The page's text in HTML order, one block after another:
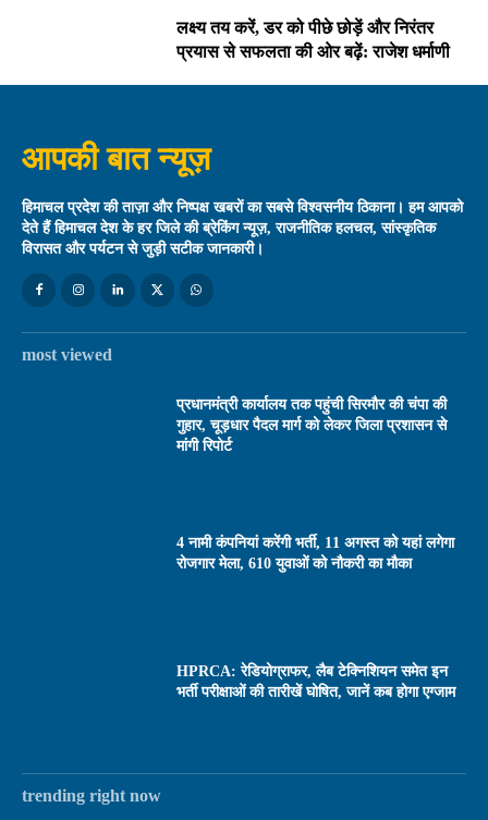
लक्ष्य तय करें, डर को पीछे छोड़ें और निरंतर
प्रयास से सफलता की ओर बढ़ें: राजेश धर्माणी
आपकी बात न्यूज़
हिमाचल प्रदेश की ताज़ा और निष्पक्ष खबरों का सबसे विश्वसनीय ठिकाना। हम आपको
देते हैं हिमाचल देश के हर जिले की ब्रेकिंग न्यूज़, राजनीतिक हलचल, सांस्कृतिक
विरासत और पर्यटन से जुड़ी सटीक जानकारी।
most viewed
प्रधानमंत्री कार्यालय तक पहुंची सिरमौर की चंपा की
गुहार, चूड़धार पैदल मार्ग को लेकर जिला प्रशासन से
मांगी रिपोर्ट
4 नामी कंपनियां करेंगी भर्ती, 11 अगस्त को यहां लगेगा
रोजगार मेला, 610 युवाओं को नौकरी का मौका
HPRCA: रेडियोग्राफर, लैब टेक्निशियन समेत इन
भर्ती परीक्षाओं की तारीखें घोषित, जानें कब होगा एग्जाम
trending right now